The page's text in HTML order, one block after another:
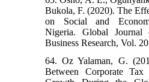
Bukola, F. (2020). The
on Social and
Nigeria. Global Journal
Business Research, Vol.
64. Oz Yalaman, G.
Between Corporate